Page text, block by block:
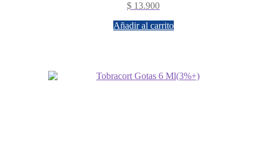
$ 13.900
Añadir al carrito